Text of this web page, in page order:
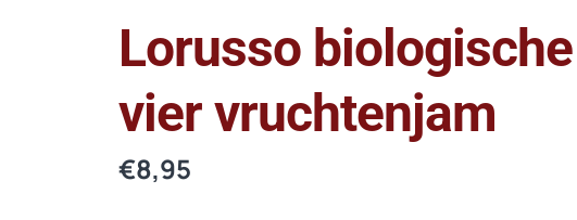
Lorusso biologische
vier vruchtenjam
€8,95